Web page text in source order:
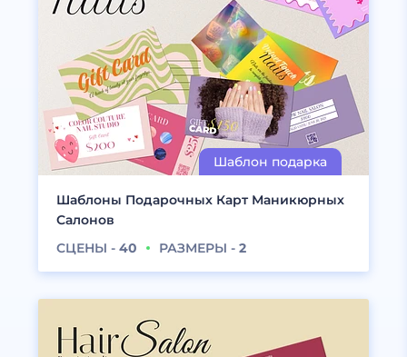
Шаблоны Подарочных Карт Маникюрных
Салонов
СЦЕНЫ - 40 РАЗМЕРЫ - 2